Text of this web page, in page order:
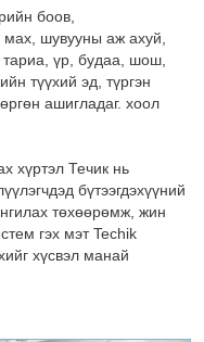
ярилцаж болно.
бөгөөд
үнэгүй дагалдах
боов,
мах, шувууны аж ахуй,
үр, будаа, шош,
түүхий эд, түргэн
ашигладаг. хоол
хүртэл Течик нь
бүтээгдэхүүний
төхөөрөмж, жин
гэх мэт Techik
хүсвэл манай